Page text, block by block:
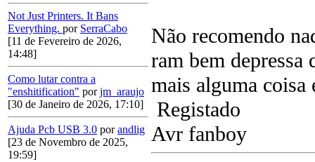
Not Just Printers. It Bans
Everything. por SerraCabo
[11 de Fevereiro de 2026,
14:48]
Como lutar contra a
"enshitification" porjm_araujo
[30 de Janeiro de 2026, 17:10]
Ajuda Pcb USB 3.0 porandlig
[23 de Novembro de 2025,
19:59]
Não recomendo
ram bem depressa
mais alguma coisa
Registado
Avr fanboy